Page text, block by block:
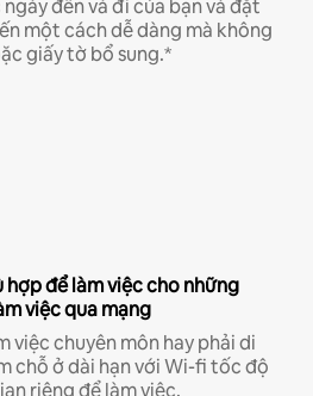
đến và đi của bạn và đặt
một cách dễ dàng mà không
giấy tờ bổ sung.*
hợp để làm việc cho những
việc qua mạng
việc chuyên môn hay phải di
chỗ ở dài hạn với Wi-fi tốc độ
riêng để làm việc.